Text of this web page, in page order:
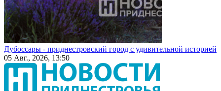
Дубоссары - приднестровский город с удивительной историей
05 Авг., 2026, 13:50